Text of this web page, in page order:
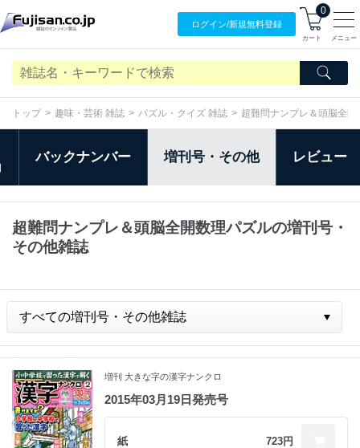
ログイン/新規無料登録
0
カート メニュー
トップ 趣味・芸術 雑誌 パズル・クイズ 雑誌 超難問ナンプレ＆頭脳全開
バックナンバー 増刊号・その他 レビュー
超難問ナンプレ＆頭脳全開数理パズルの増刊号・
その他雑誌
増刊 大きな字の漢字ナンクロ
2015年03月19日発売号
紙 723円